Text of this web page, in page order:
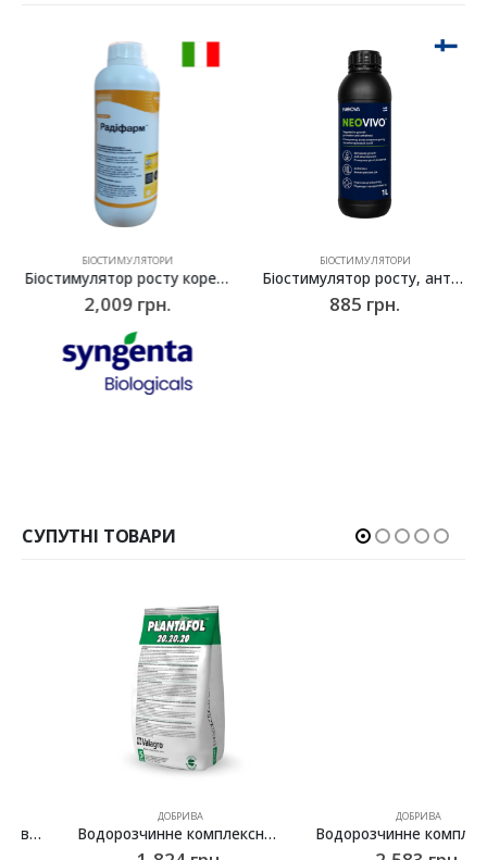
БІОСТИМУЛЯТОРИ
Біостимулятор росту кореневої системи, укорінювач Радіфарм (Radifarm), Syngenta (Valagro) – 1 л
2,009 грн.
БІОСТИМУЛЯТОРИ
Біостимулятор росту, антистресант NeoVivo, Neova – 1 л
885 грн.
СУПУТНІ ТОВАРИ
Водорозчинне комплексне добриво Плантафол (Plantafol) NPK 20.20.20, Valagro – 5 кг Водорозчинне комплексне добриво Плантафол (Plantafol) NPK 10.54.10, Valagro – 5 кг